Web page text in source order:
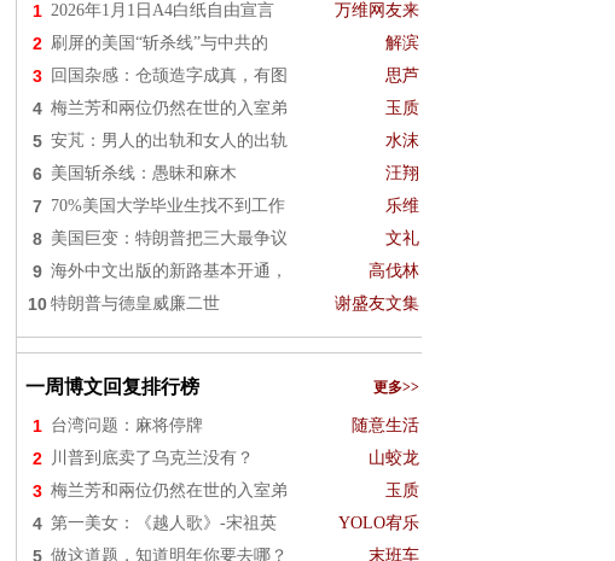
1 2026年1月1日A4白纸自由宣言 万维网友来
2 刷屏的美国“斩杀线”与中共的 解滨
3 回国杂感：仓颉造字成真，有图 思芦
4 梅兰芳和兩位仍然在世的入室弟 玉质
5 安芃：男人的出轨和女人的出轨 水沫
6 美国斩杀线：愚昧和麻木 汪翔
7 70%美国大学毕业生找不到工作 乐维
8 美国巨变：特朗普把三大最争议 文礼
9 海外中文出版的新路基本开通， 高伐林
10 特朗普与德皇威廉二世 谢盛友文集
一周博文回复排行榜 更多>>
1 台湾问题：麻将停牌 随意生活
2 川普到底卖了乌克兰没有？ 山蛟龙
3 梅兰芳和兩位仍然在世的入室弟 玉质
4 第一美女：《越人歌》-宋祖英 YOLO宥乐
5 做这道题，知道明年你要去哪？ 末班车